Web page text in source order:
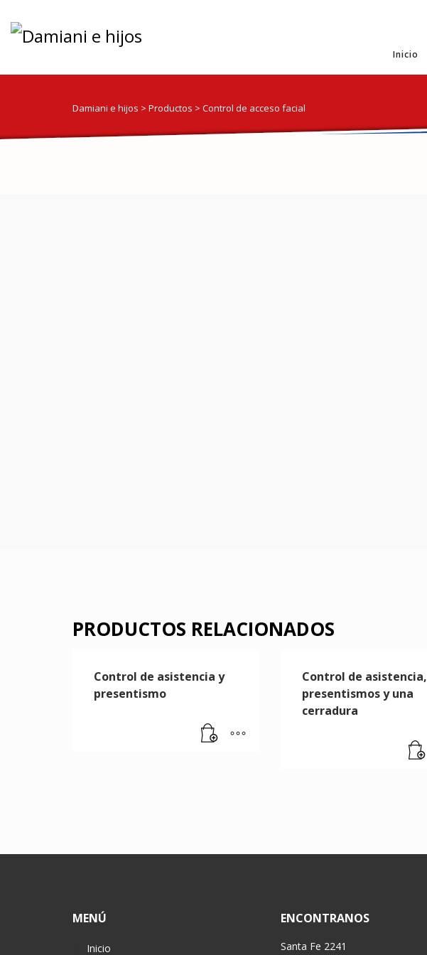
Inicio
Damiani e hijos > Productos > Control de acceso facial
PRODUCTOS RELACIONADOS
Control de asistencia y
presentismo
Control de asistencia,
presentismos y una
cerradura
MENÚ
Inicio
ENCONTRANOS
Santa Fe 2241